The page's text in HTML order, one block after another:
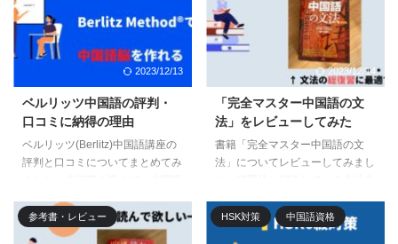
2023/12/13
ベルリッツ中国語の評判・
口コミに納得の理由
ベルリッツ(Berlitz)中国語講座の
評判と口コミについてまとめてみ
リッツのメリットやデメリットな
どがすべてわかります。中国語脳
2023/12/14
「完全マスター中国語の文
法」をレビューしてみた
書籍「完全マスター中国語の文
法」についてレビューしてみまし
く中国語文法の全体像を体系的か
つ構造的に学ぶことができます。
参考書・レビュー HSK対策 中国語資格